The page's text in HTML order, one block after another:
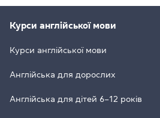
Курси англійської мови
Курси англійської мови
Англійська для дорослих
Англійська для дітей 6–12 років